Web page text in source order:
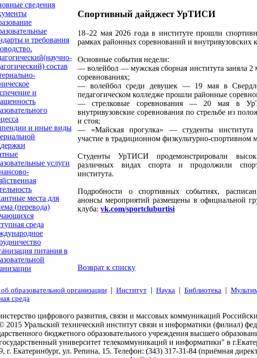
сведения
и требования
состав
и
и иные виды
услуги
места для
(перевода)
среда
питания в
Спортивный дайджест УрТИСИ
18–22 мая 2026 года в институте прошли
рамках районных соревнований и внутривузовских
Основные события недели:
— волейбол — мужская сборная института заняла 2
соревнованиях;
— волейбол среди девушек — 19 мая в
педагогическом колледже прошли районные
— стрелковые соревнования — 20 мая в
внутривузовские соревнования по стрельбе из
и стоя;
— «Майская прогулка» — студенты института
участие в традиционном физкультурно-спортивном
Студенты УрТИСИ продемонстрировали
различных видах спорта и продолжили
института.
Подробности о спортивных событиях,
анонсы мероприятий размещены в официальной
клуба: vk.com/sportcluburtisi
Возврат к списку
образовательной организации | Институт | Наука | Библиотека |
среда
цифрового развития, связи и массовых коммуникаций
2015 Уральский технический институт связи и информатики (филиал)
бюджетного образовательного учреждения высшего
университет телекоммуникаций и информатики" в
г. Екатеринбург, ул. Репина, 15. Телефон: (343) 317-31-84 (приёмная